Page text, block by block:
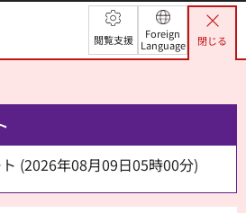
閲覧支援
Foreign
Language
閉じる
(2026年08月09日05時00分)